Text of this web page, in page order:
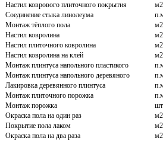
Настил коврового плиточного покрытия
м2
Соединение стыка линолеума
Монтаж тёплого пола
м2
Настил ковролина
м2
Настил плиточного ковролина
м2
Настил ковролина на клей
м2
Монтаж плинтуса напольного пластикого
Монтаж плинтуса напольного деревяного
Лакировка деревянного плинтуса
Монтаж плиточного порожка
Монтаж порожка
шт.
Окраска пола на один раз
м2
Покрытие пола лаком
м2
Окраска пола на два раза
м2